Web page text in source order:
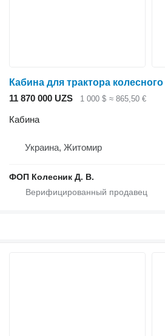
11 870 000 UZS 1 000 $ ≈ 865,50 €
Кабина
Украина, Житомир
ФОП Колесник Д. В.